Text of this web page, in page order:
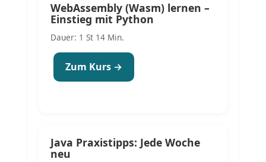
WebAssembly (Wasm) lernen –
Einstieg mit Python
Dauer: 1 St 14 Min.
Zum Kurs →
Java Praxistipps: Jede Woche
neu